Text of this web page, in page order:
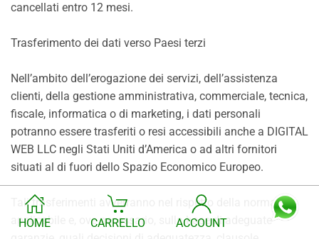
cancellati entro 12 mesi.
Trasferimento dei dati verso Paesi terzi
Nell’ambito dell’erogazione dei servizi, dell’assistenza
clienti, della gestione amministrativa, commerciale, tecnica,
fiscale, informatica o di marketing, i dati personali
potranno essere trasferiti o resi accessibili anche a DIGITAL
WEB LLC negli Stati Uniti d’America o ad altri fornitori
situati al di fuori dello Spazio Economico Europeo.
Tali trasferimenti avverranno nel rispetto della normativa
applicabile e, ove necessario, sulla base di adeguate
HOME CARRELLO ACCOUNT